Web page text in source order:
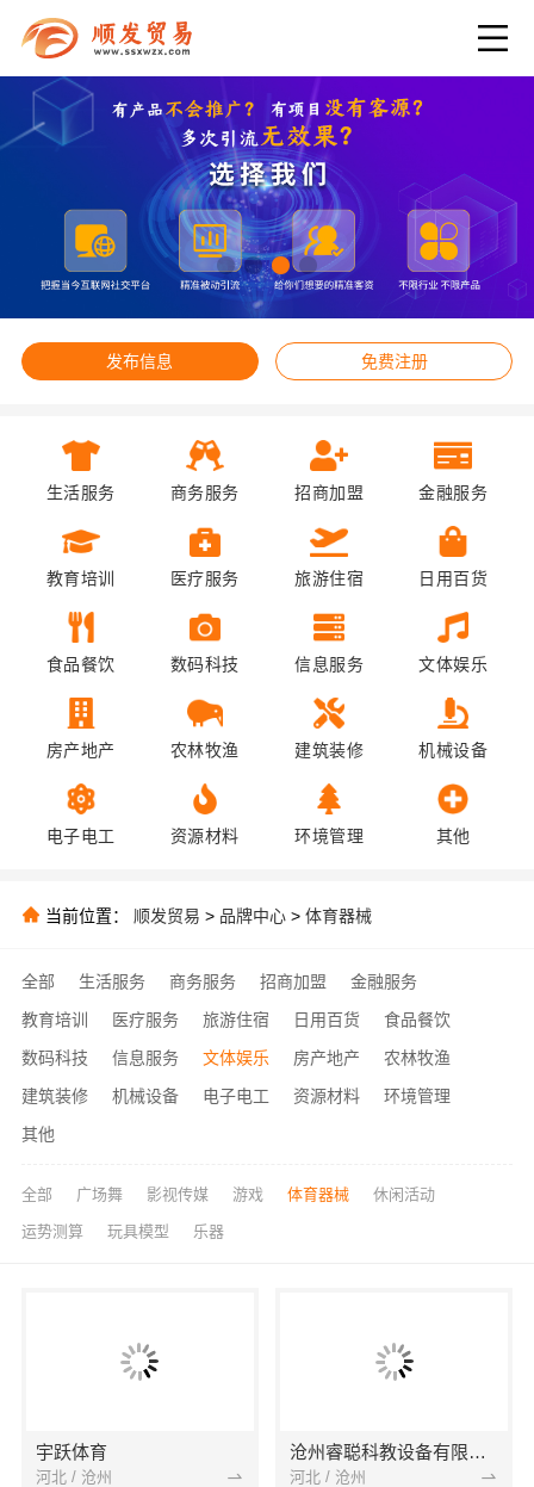
发布信息 免费注册
生活服务 商务服务 招商加盟 金融服务
教育培训 医疗服务 旅游住宿 日用百货
食品餐饮 数码科技 信息服务 文体娱乐
房产地产 农林牧渔 建筑装修 机械设备
电子电工 资源材料 环境管理 其他
当前位置： 顺发贸易 > 品牌中心 > 体育器械
全部 生活服务 商务服务 招商加盟
金融服务
教育培训
医疗服务 旅游住宿 日用百货
食品餐饮
数码科技
信息服务 文体娱乐 房产地产
农林牧渔
建筑装修
机械设备 电子电工 资源材料
环境管理
其他
全部 广场舞 影视传媒 游戏 体育器械 休闲活动
运势测算 玩具模型 乐器
宇跃体育
河北 / 沧州
沧州睿聪科教设备有限公司
河北 / 沧州